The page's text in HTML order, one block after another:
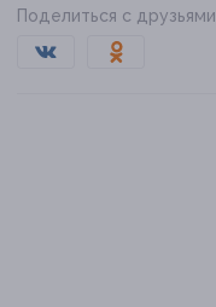
Поделиться с друзьями